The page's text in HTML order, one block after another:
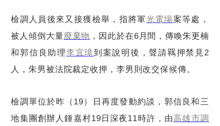
檢調人員後來又接獲檢舉，指將軍光電場案等處，
被人傾倒大量廢棄物 ，因此於在6 月間，傳喚朱更楠
和郭信良助理李宜璋到案說明後，聲請羈押禁見2
人，朱男被法院裁定收押，李男則改交保候傳。
檢調單位於昨（ 19）日再度發動約談，郭信良和三
地集團創辦人鍾嘉村19 日深夜11時許，由高雄市調